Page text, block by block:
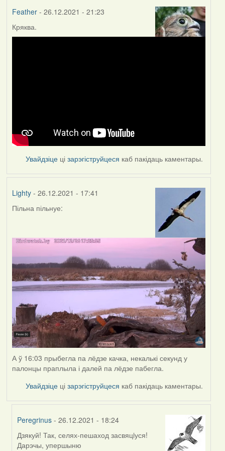
Feather- 26.12.2021 - 21:23
Кряква.
Увайдзіце цізарэгіструйцеся каб пакідаць каментары.
Lighty- 26.12.2021 - 17:41
Пільна пільнуе:
А ў 16:03 прыбегла па лёдзе качка, некалькі секунд у
палонцы праплыла і далей па лёдзе пабегла.
Увайдзіце цізарэгіструйцеся каб пакідаць каментары.
Peregrinus - 26.12.2021 - 18:24
In
Дзякуй! Так, селях-пешаход засвяцiуся!
Дарэчы, упершыню